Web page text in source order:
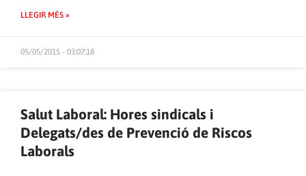
LLEGIR MÉS »
05/05/2015 - 03:07:18
Salut Laboral: Hores sindicals i
Delegats/des de Prevenció de Riscos
Laborals